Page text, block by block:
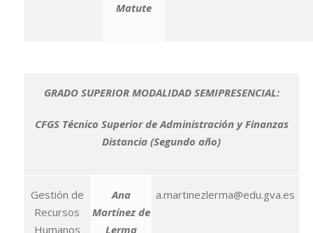
Matute
GRADO SUPERIOR MODALIDAD SEMIPRESENCIAL:
CFGS Técnico Superior de Administración y Finanzas
Distancia (Segundo año)
Gestión de
Recursos
Humanos
Ana
Martínez de
Lerma
a.martinezlerma@edu.gva.es